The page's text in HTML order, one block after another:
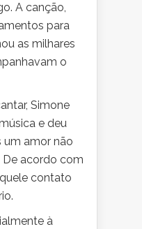
A canção,
para
as milhares
o
Simone
e deu
um amor não
De acordo com
contato
à